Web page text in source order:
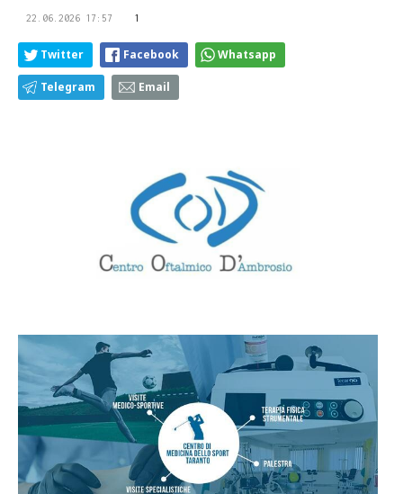
22.06.2026 17:57 1
Twitter Facebook Whatsapp
Telegram Email